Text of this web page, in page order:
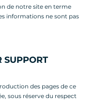
de notre site en terme
informations ne sont pas
SUPPORT
des pages de ce
sous réserve du respect